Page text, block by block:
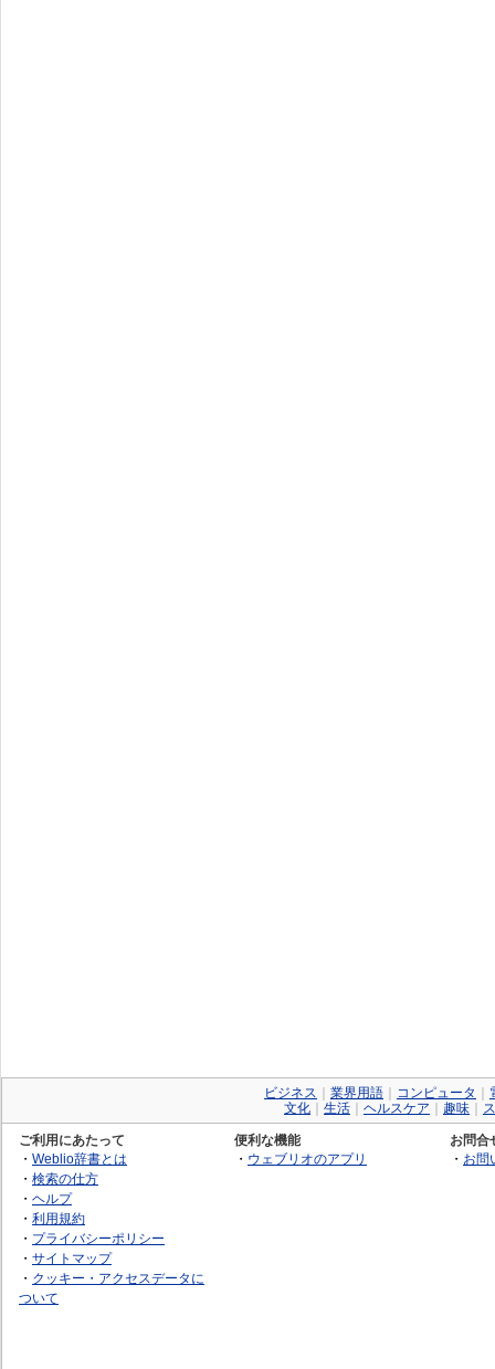
ビジネス 業界用語 コンピュータ
文化
生活 ヘルスケア 趣味
ご利用にあたって
・ Weblio辞書とは
・ 検索の仕方
・ ヘルプ
・ 利用規約
・ プライバシーポリシー
・ サイトマップ
・ クッキー・アクセスデータに
ついて
便利な機能
・ ウェブリオのアプリ
お問合
・ お問